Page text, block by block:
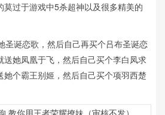
过于游戏中5杀超神以及很多精美的
诞恋歌，然后自己再买个吕布圣诞恋
送她凤凰于飞，然后自己买个李白凤求
她个霸王别姬，然后自己买个项羽西楚